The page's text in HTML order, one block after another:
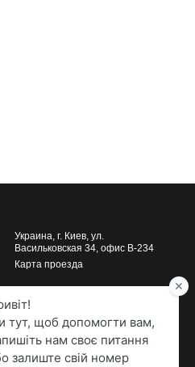
Украина, г. Киев, ул.
Васильковская 34, офис В-234
Карта проезда